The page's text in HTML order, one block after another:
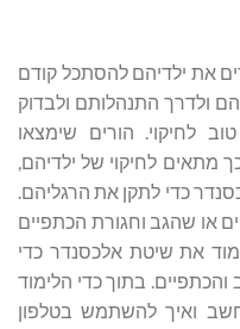
את ילדיהם להסתכל קודם
ולדרך התנהלותם ולבדוק
לחיקוי. הורים שימצאו
מתאים לחיקוי של ילדיהם,
כדי לתקן את הרגליהם.
או שהגב וחגורת הכתפיים
את שיטת אלכסנדר כדי
והכתפיים. בתוך כדי הלימוד
ואיך להשתמש בטלפון